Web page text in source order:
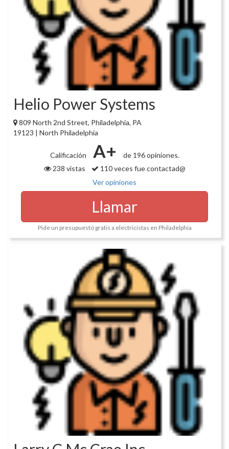
Helio Power Systems
809 North 2nd Street, Philadelphia, PA
19123 | North Philadelphia
Calificación A+
de 196 opiniones.
238 vistas
110 veces fue contactad@
Ver opiniones
Llamar
Pide un presupuesto gratis a electricistas en Philadelphia